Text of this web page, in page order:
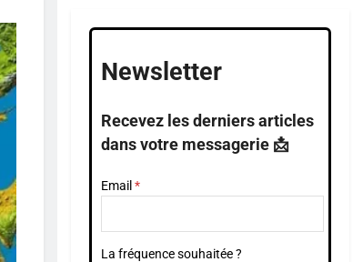
Newsletter
Recevez les derniers articles
dans votre messagerie 📩
Email
La fréquence souhaitée ?